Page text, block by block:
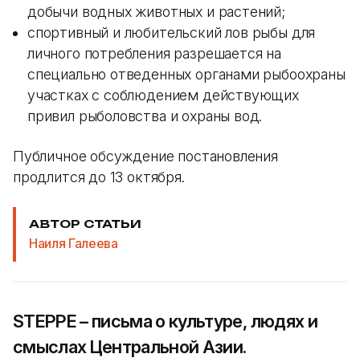
добычи водных животных и растений;
спортивный и любительский лов рыбы для
личного потребления разрешается на
специально отведенных органами рыбоохраны
участках с соблюдением действующих
привил рыболовства и охраны вод.
Публичное обсуждение постановления
продлится до 13 октября.
АВТОР СТАТЬИ
Наиля Галеева
STEPPE – письма о культуре, людях и
смыслах Центральной Азии.